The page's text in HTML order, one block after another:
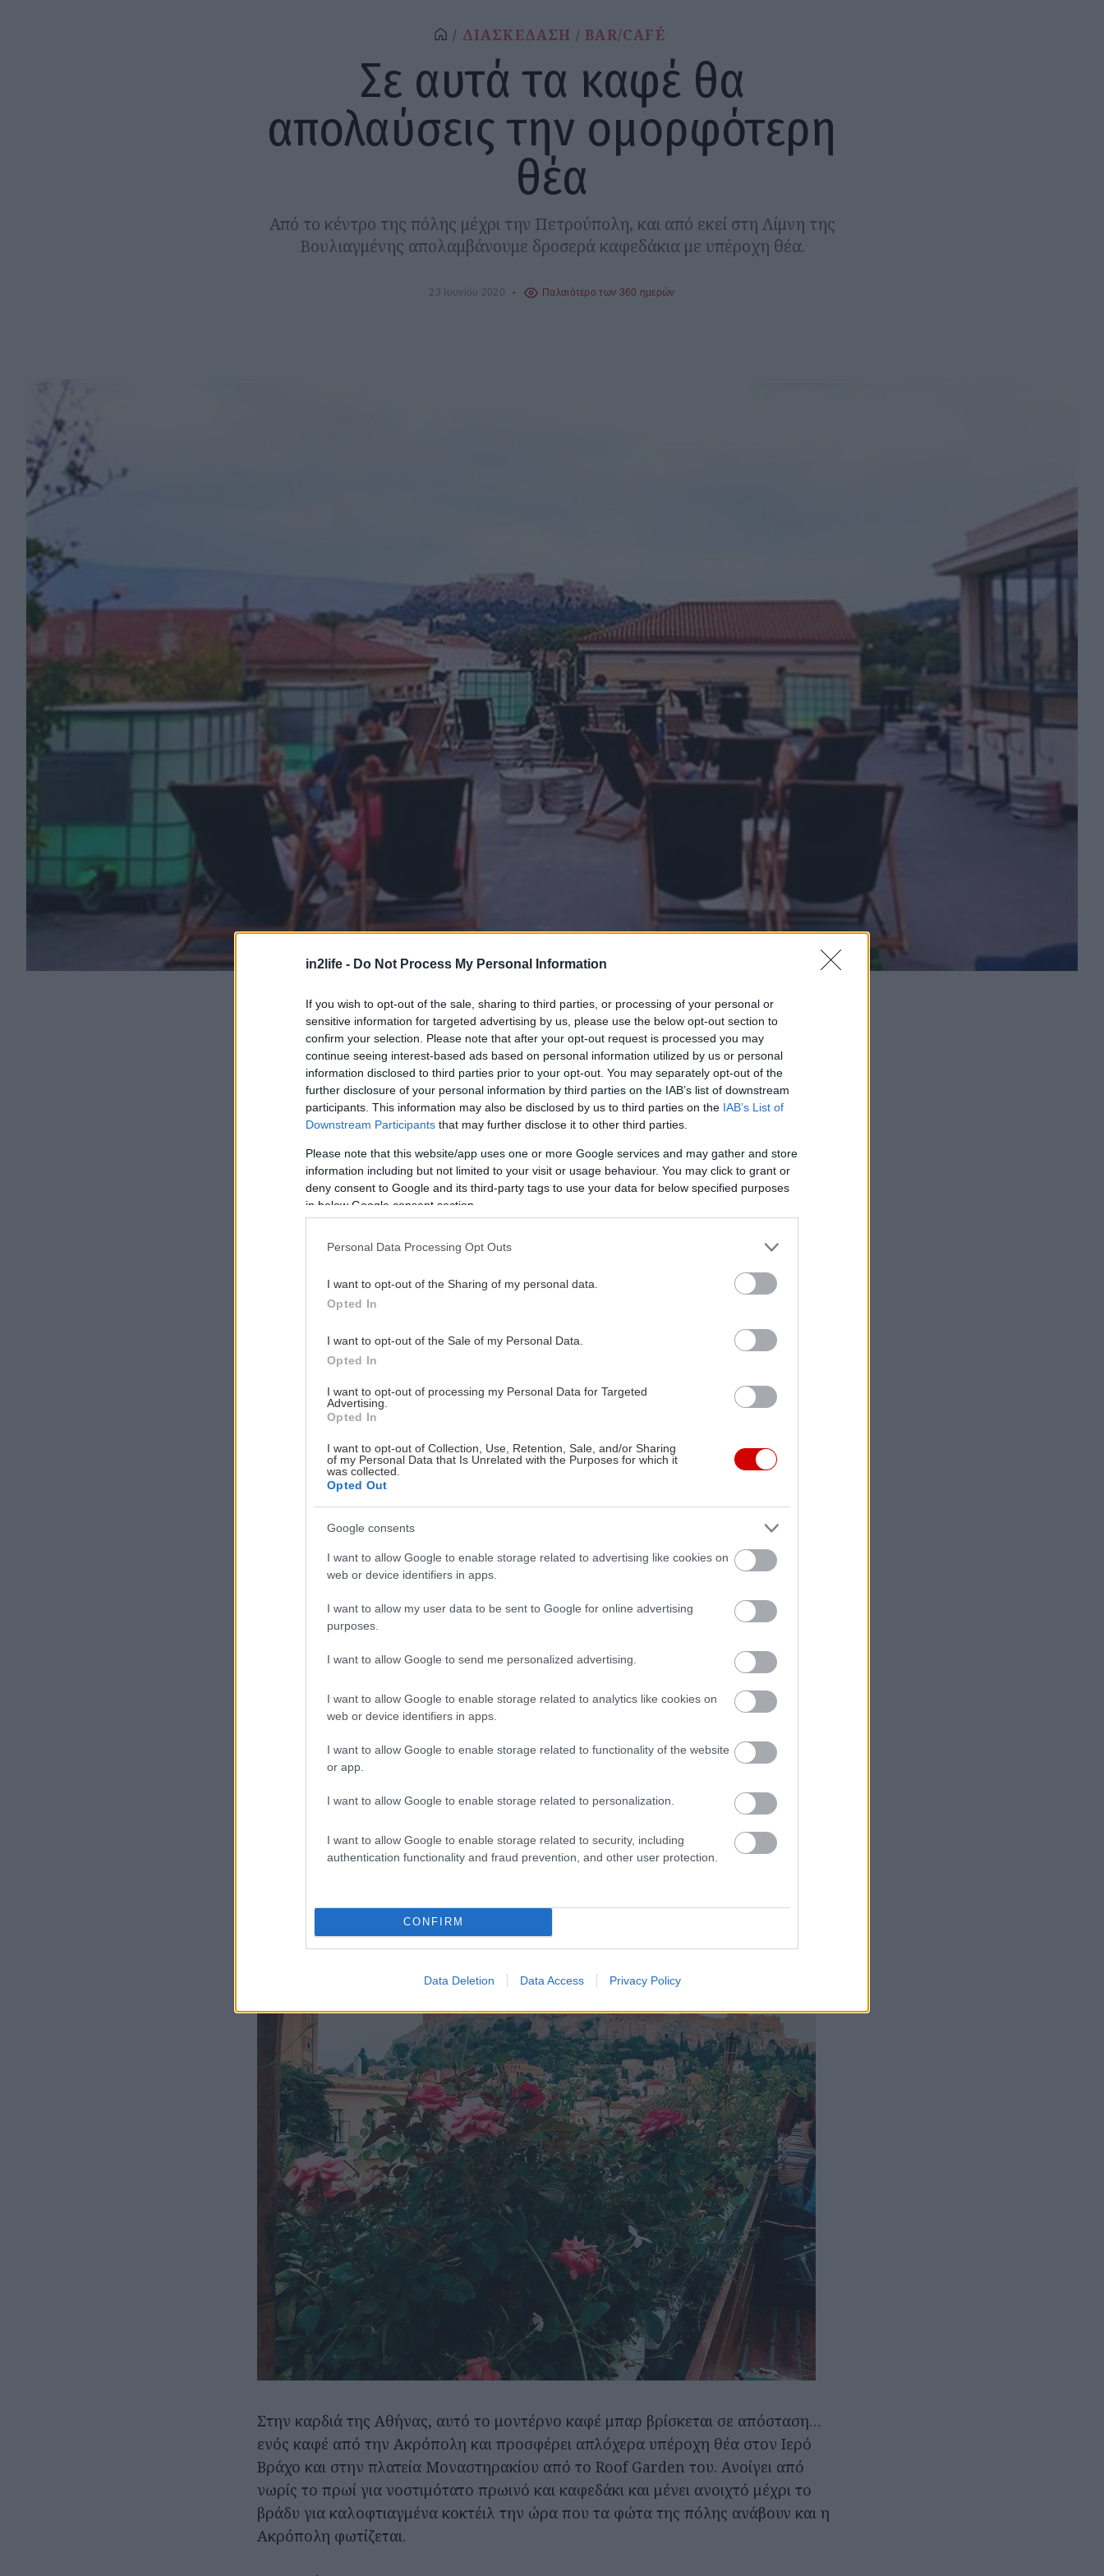
in2life - Do Not Process My Personal Information
If you wish to opt-out of the sale, sharing to third parties, or processing of your personal or
sensitive information for targeted advertising by us, please use the below opt-out section to
confirm your selection. Please note that after your opt-out request is processed you may
continue seeing interest-based ads based on personal information utilized by us or personal
information disclosed to third parties prior to your opt-out. You may separately opt-out of the
further disclosure of your personal information by third parties on the IAB’s list of downstream
participants. This information may also be disclosed by us to third parties on the IAB’s List of
Downstream Participants that may further disclose it to other third parties.
Please note that this website/app uses one or more Google services and may gather and store
information including but not limited to your visit or usage behaviour. You may click to grant or
deny consent to Google and its third-party tags to use your data for below specified purposes
in below Google consent section.
Personal Data Processing Opt Outs
I want to opt-out of the Sharing of my personal data.
Opted In
I want to opt-out of the Sale of my Personal Data.
Opted In
I want to opt-out of processing my Personal Data for Targeted
Advertising.
Opted In
I want to opt-out of Collection, Use, Retention, Sale, and/or Sharing
of my Personal Data that Is Unrelated with the Purposes for which it
was collected.
Opted Out
Google consents
I want to allow Google to enable storage related to advertising like cookies on
web or device identifiers in apps.
I want to allow my user data to be sent to Google for online advertising
purposes.
I want to allow Google to send me personalized advertising.
I want to allow Google to enable storage related to analytics like cookies on
web or device identifiers in apps.
I want to allow Google to enable storage related to functionality of the website
or app.
I want to allow Google to enable storage related to personalization.
I want to allow Google to enable storage related to security, including
authentication functionality and fraud prevention, and other user protection.
CONFIRM
Data Deletion Data Access Privacy Policy
ΔΙΑΣΚΕΔΑΣΗ BAR/CAFÉ
Σε αυτά τα καφέ θα
απολαύσεις την ομορφότερη
θέα
Από το κέντρο της πόλης μέχρι την Πετρούπολη, και από εκεί στη Λίμνη της
Βουλιαγμένης απολαμβάνουμε δροσερά καφεδάκια με υπέροχη θέα.
23 Ιουνίου 2020 Παλαιότερο των 360 ημερών
Π
ρο μερικών ημερών απολαύσαμε τον καφέ μας με φόντο το
απέραντο γαλάζιο. Τώρα ήρθε η στιγμή να ανεβούμε σε λόφους της
πόλης αλλά και σε ταράτσες και να δροσιστούμε έχοντας για παρέα
την Ακρόπολη, τον Λυκαβηττό αλλά και τη μαγευτική θέα
ολόκληρου του λεκανοπεδίου της Αττικής.
Ακολουθήστε μας σε μια υπέροχη βόλτα στα πιο ωραία καφέ της πόλης, που
χαρίζουν απλόχερα θέα και δροσιστικά ροφήματα.
MS Roof Garden
Στην καρδιά της Αθήνας, αυτό το μοντέρνο καφέ μπαρ βρίσκεται σε απόσταση…
ενός καφέ από την Ακρόπολη και προσφέρει απλόχερα υπέροχη θέα στον Ιερό
Βράχο και στην πλατεία Μοναστηρακίου από το Roof Garden του. Ανοίγει από
νωρίς το πρωί για νοστιμότατο πρωινό και καφεδάκι και μένει ανοιχτό μέχρι το
βράδυ για καλοφτιαγμένα κοκτέιλ την ώρα που τα φώτα της πόλης ανάβουν και η
Ακρόπολη φωτίζεται.